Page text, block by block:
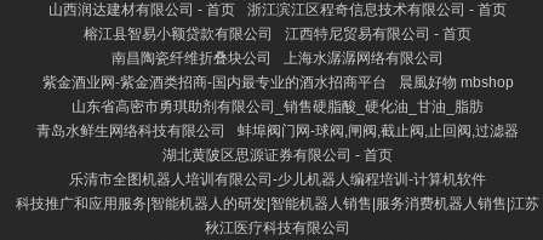
山西润达建材有限公司 - 首页
浙江滨江区程奇信息技术有限公司 - 首页
榕江县智易小额贷款有限公司
江西特尼贸易有限公司 - 首页
南昌陶瓷纤维折叠块公司
上海水潺潺网络有限公司
紫金酒业网-紫金酒类招商-国内最专业的酒水招商平台
晨風好物 mbshop
山东省高密市勇琪助剂有限公司_销售硬脂酸_硬化油_甘油_脂肪
青岛水鲜生网络科技有限公司
蚌埠阀门网-球阀,闸阀,截止阀,止回阀,过滤器
湖北黄陂区思源证券有限公司 - 首页
乐清市全图机器人培训有限公司-少儿机器人编程培训-计算机软件
科技推广和应用服务|智能机器人的研发|智能机器人销售|服务消费机器人销售|江苏
秋江医疗科技有限公司